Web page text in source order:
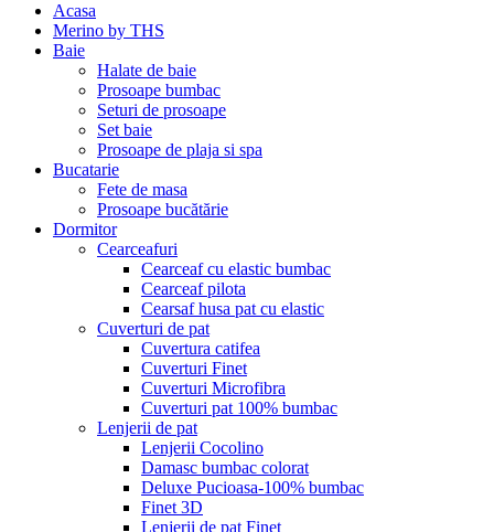
Acasa
Merino by THS
Baie
Halate de baie
Prosoape bumbac
Seturi de prosoape
Set baie
Prosoape de plaja si spa
Bucatarie
Fete de masa
Prosoape bucătărie
Dormitor
Cearceafuri
Cearceaf cu elastic bumbac
Cearceaf pilota
Cearsaf husa pat cu elastic
Cuverturi de pat
Cuvertura catifea
Cuverturi Finet
Cuverturi Microfibra
Cuverturi pat 100% bumbac
Lenjerii de pat
Lenjerii Cocolino
Damasc bumbac colorat
Deluxe Pucioasa-100% bumbac
Finet 3D
Lenjerii de pat Finet